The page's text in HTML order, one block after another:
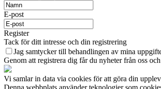
E-post
Register
Tack för ditt intresse och din registrering
Jag samtycker till behandlingen av mina
Genom att registrera dig får du nyheter från oss
Vi samlar in data via cookies för att göra din
Denna webbplats använder teknologier som